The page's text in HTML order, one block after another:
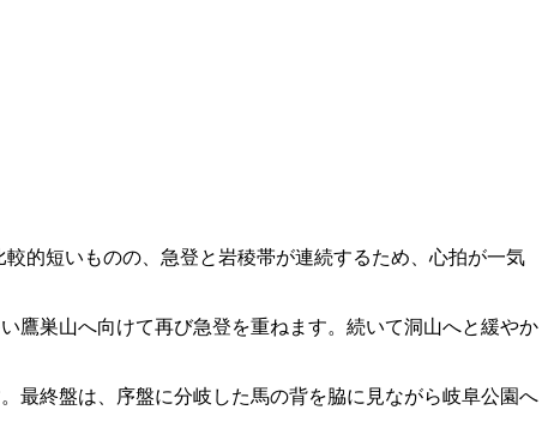
的短いものの、急登と岩稜帯が連続するため、心拍が一気
鷹巣山へ向けて再び急登を重ねます。続いて洞山へと緩やか
最終盤は、序盤に分岐した馬の背を脇に見ながら岐阜公園へ